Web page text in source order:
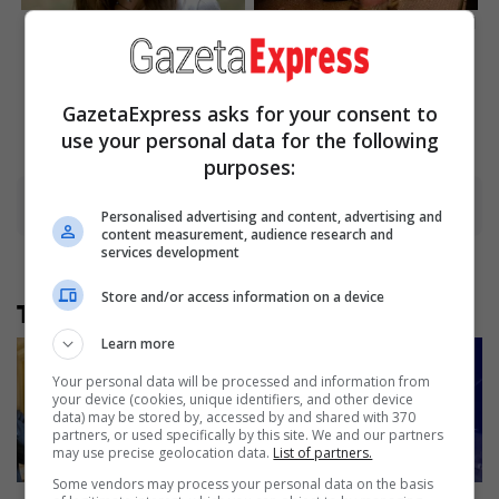
Think—You''ll Be Surprised
Brainberries
Tarantino’s Latest Effort Will
Date
Të tjera nga rubrika
GazetaExpress asks for your consent to
use your personal data for the following
purposes:
Personalised advertising and content, advertising and
content measurement, audience research and
services development
Store and/or access information on a device
Learn more
Your personal data will be processed and information from
your device (cookies, unique identifiers, and other device
data) may be stored by, accessed by and shared with 370
partners, or used specifically by this site. We and our partners
may use precise geolocation data. List of partners.
Some vendors may process your personal data on the basis